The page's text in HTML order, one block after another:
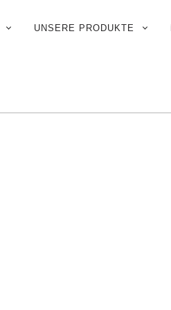
UNSERE PRODUKTE